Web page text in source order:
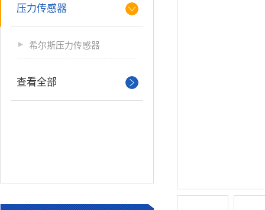
压力传感器
希尔斯压力传感器
查看全部